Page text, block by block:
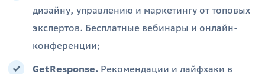
дизайну, управлению и маркетингу от топовых
экспертов. Бесплатные вебинары и онлайн-
конференции;
GetResponse. Рекомендации и лайфхаки в